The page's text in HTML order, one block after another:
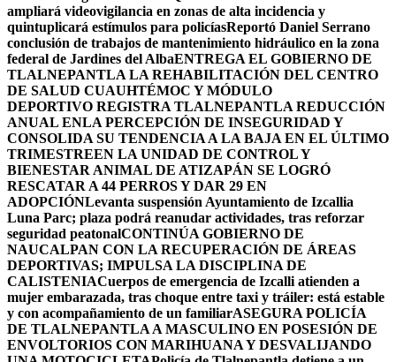
ampliará videovigilancia en zonas de alta incidencia y
quintuplicará estímulos para policíasReportó Daniel Serrano
conclusión de trabajos de mantenimiento hidráulico en la zona
federal de Jardines del AlbaENTREGA EL GOBIERNO DE
TLALNEPANTLA LA REHABILITACIÓN DEL CENTRO
DE SALUD CUAUHTÉMOC Y MÓDULO
DEPORTIVO REGISTRA TLALNEPANTLA REDUCCIÓN
ANUAL ENLA PERCEPCIÓN DE INSEGURIDAD Y
CONSOLIDA SU TENDENCIA A LA BAJA EN EL ÚLTIMO
TRIMESTREEN LA UNIDAD DE CONTROL Y
BIENESTAR ANIMAL DE ATIZAPÁN SE LOGRÓ
RESCATAR A 44 PERROS Y DAR 29 EN
ADOPCIÓNLevanta suspensión Ayuntamiento de Izcallia
Luna Parc; plaza podrá reanudar actividades, tras reforzar
seguridad peatonalCONTINÚA GOBIERNO DE
NAUCALPAN CON LA RECUPERACIÓN DE ÁREAS
DEPORTIVAS; IMPULSA LA DISCIPLINA DE
CALISTENIACuerpos de emergencia de Izcalli atienden a
mujer embarazada, tras choque entre taxi y tráiler: está estable
y con acompañamiento de un familiarASEGURA POLICÍA
DE TLALNEPANTLA A MASCULINO EN POSESIÓN DE
ENVOLTORIOS CON MARIHUANA Y DESVALIJANDO